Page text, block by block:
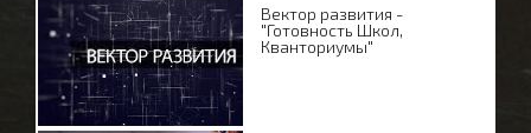
Вектор развития -
"Готовность Школ,
Кванториумы"